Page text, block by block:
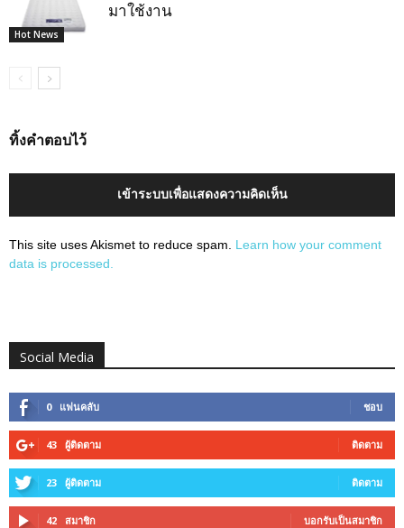
Hot News
มาใช้งาน
ทิ้งคำตอบไว้
เข้าระบบเพื่อแสดงความคิดเห็น
This site uses Akismet to reduce spam. Learn how your comment
data is processed.
Social Media
0 แฟนคลับ ชอบ
43 ผู้ติดตาม ติดตาม
23 ผู้ติดตาม ติดตาม
42 สมาชิก บอกรับเป็นสมาชิก